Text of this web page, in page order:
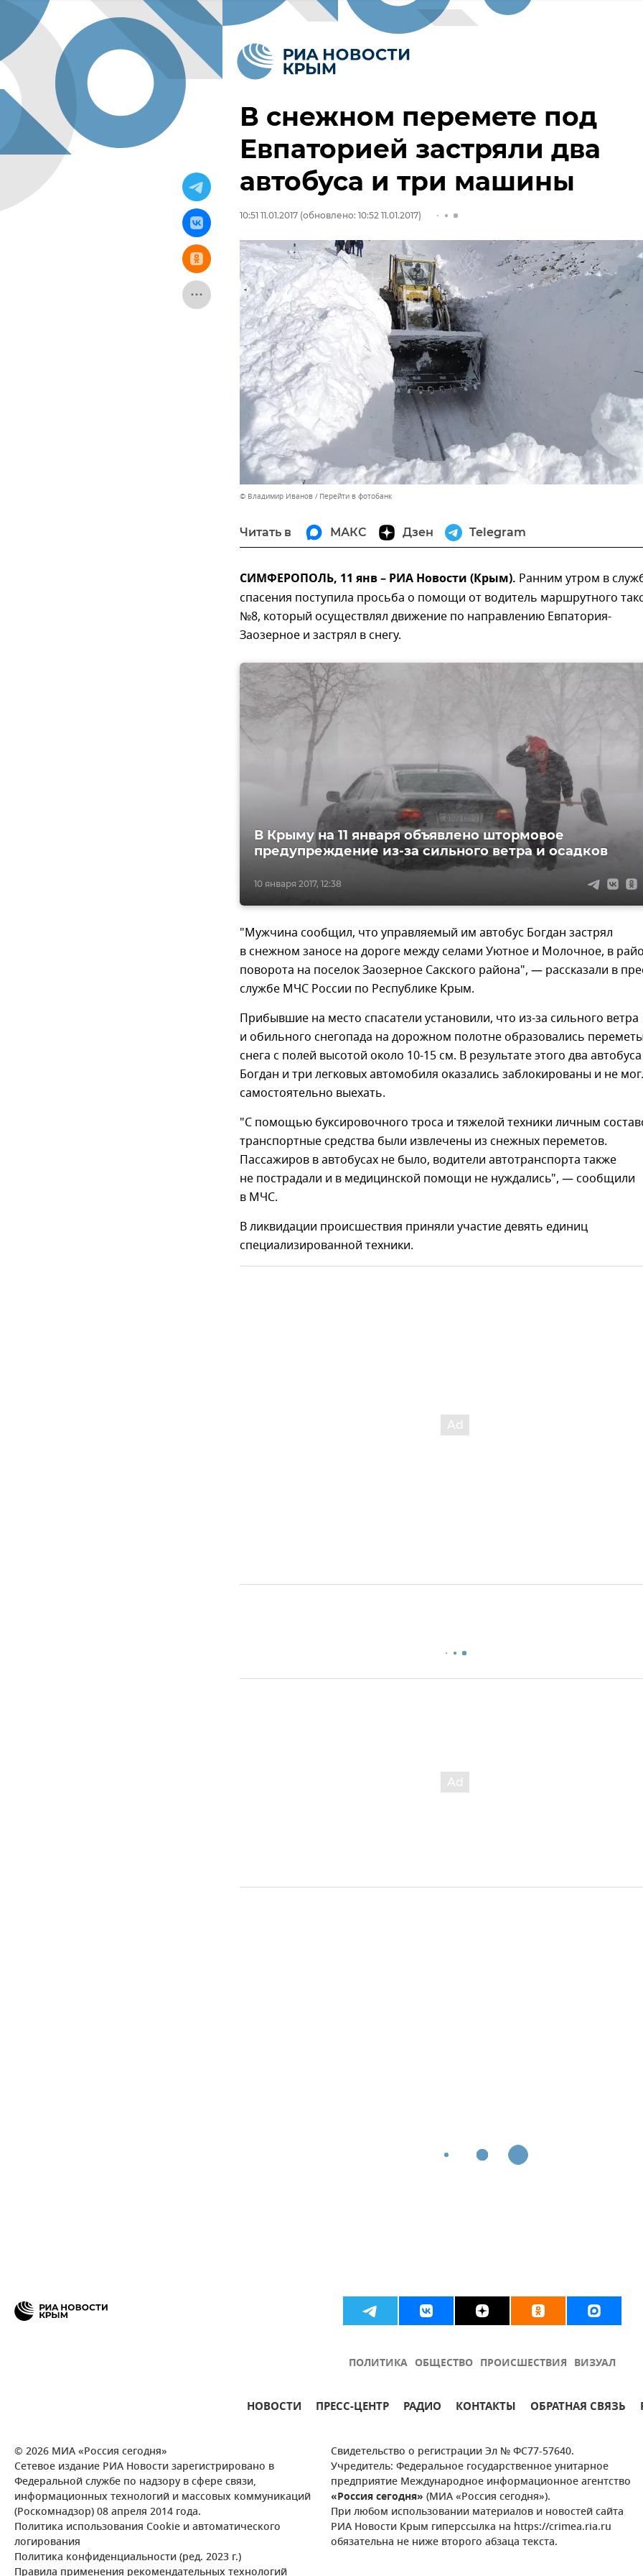
В снежном перемете под
Евпаторией застряли два
автобуса и три машины
10:51 11.01.2017 (обновлено: 10:52 11.01.2017)
© Владимир Иванов Перейти в фотобанк
Читать в МАКС Дзен Telegram
СИМФЕРОПОЛЬ, 11 янв – РИА Новости (Крым). Ранним утром в
спасения поступила просьба о помощи от водитель маршрутного
№8, который осуществлял движение по направлению Евпатория-
Заозерное и застрял в снегу.
10 января 2017, 12:38
В Крыму на 11 января объявлено штормовое
предупреждение из-за сильного ветра и осадков
"Мужчина сообщил, что управляемый им автобус Богдан застрял
в снежном заносе на дороге между селами Уютное и Молочное, в
поворота на поселок Заозерное Сакского района", — рассказали в
службе МЧС России по Республике Крым.
Прибывшие на место спасатели установили, что из-за сильного ветра
и обильного снегопада на дорожном полотне образовались
снега с полей высотой около 10-15 см. В результате этого два автобуса
Богдан и три легковых автомобиля оказались заблокированы и не
самостоятельно выехать.
"С помощью буксировочного троса и тяжелой техники личным
транспортные средства были извлечены из снежных переметов.
Пассажиров в автобусах не было, водители автотранспорта также
не пострадали и в медицинской помощи не нуждались", — сообщили
в МЧС.
В ликвидации происшествия приняли участие девять единиц
специализированной техники.
ПОЛИТИКА ОБЩЕСТВО ПРОИСШЕСТВИЯ ВИЗУАЛ
НОВОСТИ ПРЕСС-ЦЕНТР РАДИО КОНТАКТЫ ОБРАТНАЯ СВЯЗЬ
© 2026 МИА «Россия сегодня»
Сетевое издание РИА Новости зарегистрировано в
Федеральной службе по надзору в сфере связи,
информационных технологий и массовых коммуникаций
(Роскомнадзор) 08 апреля 2014 года.
Политика использования Cookie и автоматического
логирования
Политика конфиденциальности (ред. 2023 г.)
Свидетельство о регистрации Эл № ФС77-57640.
Учредитель: Федеральное государственное унитарное
предприятие Международное информационное агентство
«Россия сегодня» (МИА «Россия сегодня»).
При любом использовании материалов и новостей сайта
РИА Новости Крым гиперссылка на https://crimea.ria.ru
обязательна не ниже второго абзаца текста.